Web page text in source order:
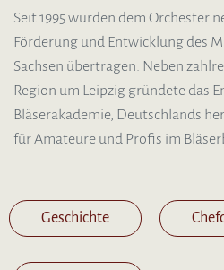
Seit 1995 wurden dem Orchester
Förderung und Entwicklung des
Sachsen übertragen. Neben
Region um Leipzig gründete das
Bläserakademie, Deutschlands
für Amateure und Profis im
Geschichte